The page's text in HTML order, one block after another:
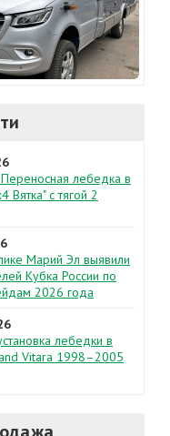
лебедка в
Вятка" с тягой 2
Марий Эл выявили
Кубка России по
2026 года
лебедки в
Vitara 1998–2005